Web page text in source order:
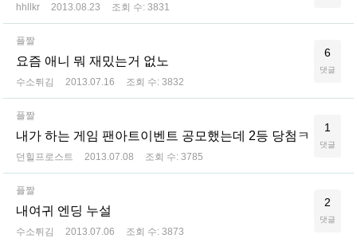
hhllkr 2013.08.23 조회 수: 3831
플짤
요즘 애니 뭐 재밌는거 없노
수소튀김 2013.07.16 조회 수: 3832
6
댓글
플짤
내가 하는 게임 팬아트이벤트 공모했는데 2등 당첨ㅋ
던힐프로스트 2013.07.08 조회 수: 3785
1
댓글
플짤
내여귀 엔딩 누설
수소튀김 2013.07.06 조회 수: 3873
2
댓글